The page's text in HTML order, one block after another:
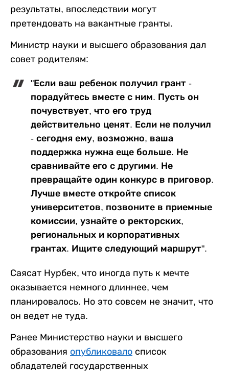
результаты, впоследствии могут
претендовать на вакантные гранты.
Министр науки и высшего образования дал
совет родителям:
"Если ваш ребенок получил грант -
порадуйтесь вместе с ним. Пусть он
почувствует, что его труд
действительно ценят. Если не получил
- сегодня ему, возможно, ваша
поддержка нужна еще больше. Не
сравнивайте его с другими. Не
превращайте один конкурс в приговор.
Лучше вместе откройте список
университетов, позвоните в приемные
комиссии, узнайте о ректорских,
региональных и корпоративных
грантах. Ищите следующий маршрут".
Саясат Нурбек, что иногда путь к мечте
оказывается немного длиннее, чем
планировалось. Но это совсем не значит, что
он ведет не туда.
Ранее Министерство науки и высшего
образования опубликовало список
обладателей государственных